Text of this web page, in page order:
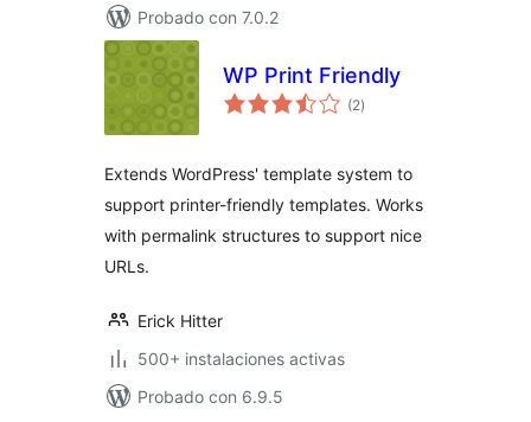
Probado con 7.0.2
WP Print Friendly
(2total
de
)
Extends WordPress' template system to
support printer-friendly templates. Works
with permalink structures to support nice
URLs.
Erick Hitter
500+ instalaciones activas
Probado con 6.9.5